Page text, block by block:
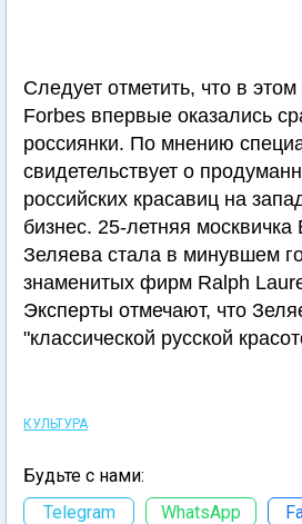
Следует отметить, что в этом
Forbes впервые оказались
россиянки. По мнению
свидетельствует о
российских красавиц на
бизнес. 25-летняя москвичка
Зеляева стала в минувшем
знаменитых фирм Ralph
Эксперты отмечают, что
"классической русской
КУЛЬТУРА
Будьте с нами:
Telegram
WhatsApp